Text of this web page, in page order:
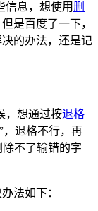
信息，想使用删
是百度了一下，
的办法，还是记
，想通过按退格
，退格不行，再
不了输错的字
法如下：